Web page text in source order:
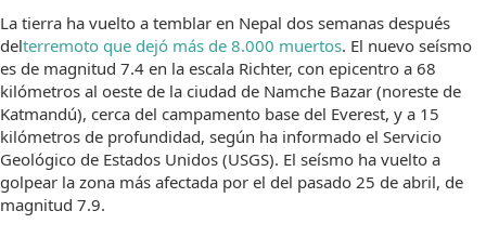
La tierra ha vuelto a temblar en Nepal dos semanas después
delterremoto que dejó más de 8.000 muertos. El nuevo seísmo
es de magnitud 7.4 en la escala Richter, con epicentro a 68
kilómetros al oeste de la ciudad de Namche Bazar (noreste de
Katmandú), cerca del campamento base del Everest, y a 15
kilómetros de profundidad, según ha informado el Servicio
Geológico de Estados Unidos (USGS). El seísmo ha vuelto a
golpear la zona más afectada por el del pasado 25 de abril, de
magnitud 7.9.